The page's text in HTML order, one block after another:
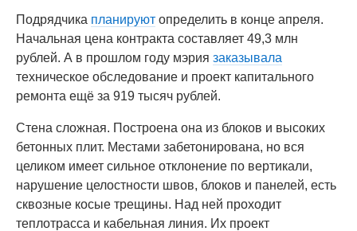
Подрядчика планируют определить в конце апреля.
Начальная цена контракта составляет 49,3 млн
рублей. А в прошлом году мэрия заказывала
техническое обследование и проект капитального
ремонта ещё за 919 тысяч рублей.
Стена сложная. Построена она из блоков и высоких
бетонных плит. Местами забетонирована, но вся
целиком имеет сильное отклонение по вертикали,
нарушение целостности швов, блоков и панелей, есть
сквозные косые трещины. Над ней проходит
теплотрасса и кабельная линия. Их проект